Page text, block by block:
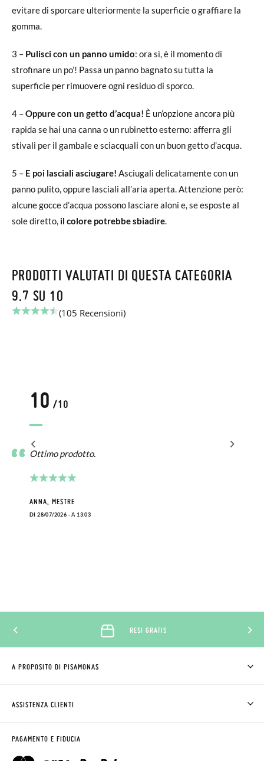
evitare di sporcare ulteriormente la superficie o graffiare la
gomma.
3 – Pulisci con un panno umido: ora sì, è il momento di
strofinare un po’! Passa un panno bagnato su tutta la
superficie per rimuovere ogni residuo di sporco.
4 –Oppure con un getto d’acqua! È un’opzione ancora più
rapida se hai una canna o un rubinetto esterno: afferra gli
stivali per il gambale e sciacquali con un buon getto d’acqua.
5 – E poi lasciali asciugare! Asciugali delicatamente con un
panno pulito, oppure lasciali all’aria aperta. Attenzione però:
alcune gocce d’acqua possono lasciare aloni e, se esposte al
sole diretto, il colore potrebbe sbiadire.
PRODOTTI VALUTATI DI QUESTA CATEGORIA
9.7 SU 10
(105 Recensioni)
10 /10
Ottimo prodotto.
ANNA, MESTRE
DI 28/07/2026 - A 13:03
RESI 60 GIORNI
A PROPOSITO DI PISAMONAS
CLUB PISAMONAS
BLOG & NEWS
ASSISTENZA CLIENTI
RICHIEDERE RESO
CONTATTO
PAGAMENTO E FIDUCIA